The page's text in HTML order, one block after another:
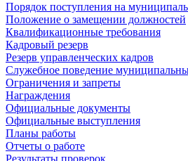
Порядок поступления на
Положение о замещении должностей
Квалификационные требования
Кадровый резерв
Резерв управленческих кадров
Служебное поведение
Ограничения и запреты
Награждения
Официальные документы
Официальные выступления
Планы работы
Отчеты о работе
Результаты проверок